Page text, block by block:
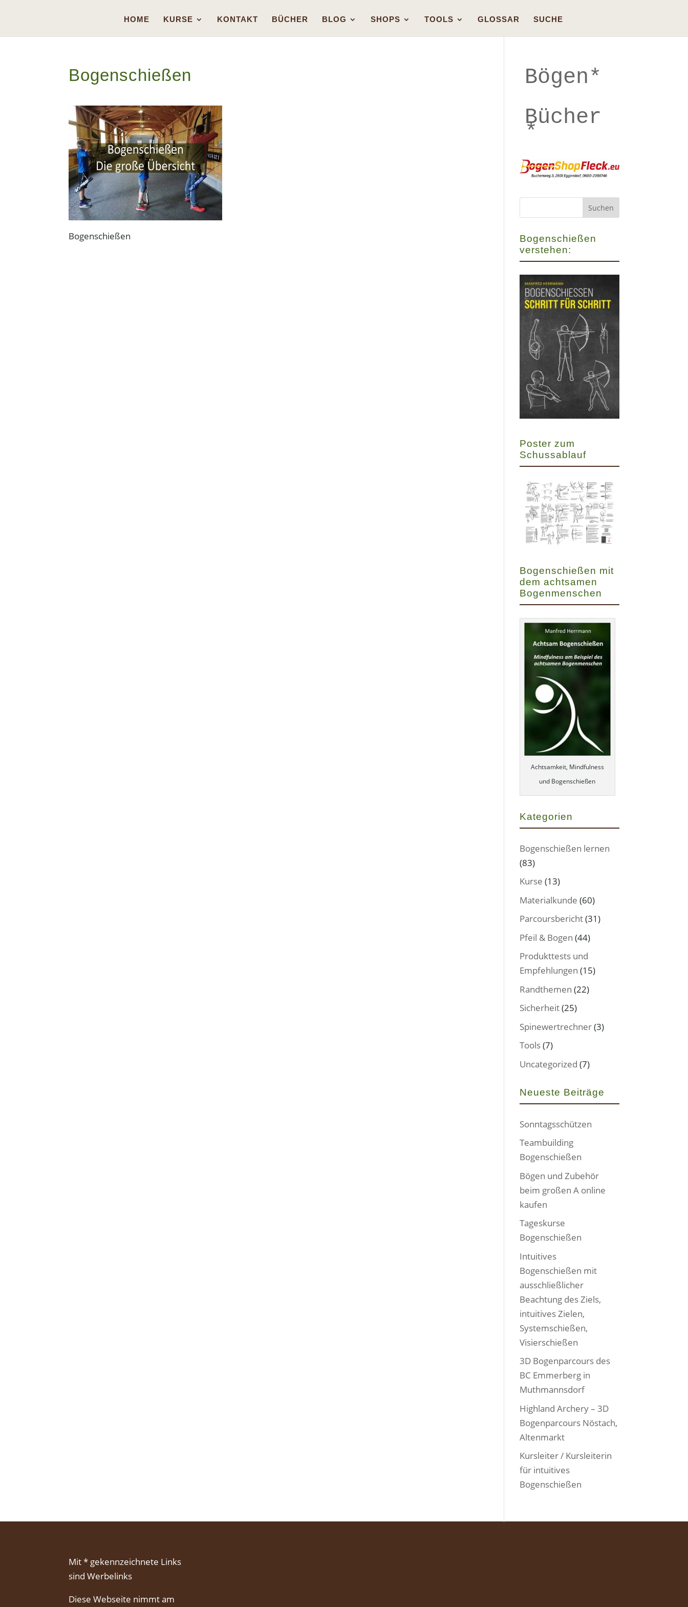
HOME KURSE KONTAKT BÜCHER BLOG SHOPS TOOLS GLOSSAR SUCHE
Bogenschießen
Bogenschießen
Bögen*
Bücher
*
Bogenschießen
verstehen:
Poster zum
Schussablauf
Bogenschießen mit
dem achtsamen
Bogenmenschen
Achtsamkeit, Mindfulness
und Bogenschießen
Kategorien
Bogenschießen lernen
(83)
Kurse (13)
Materialkunde (60)
Parcoursbericht(31)
Pfeil & Bogen (44)
Produkttests und
Empfehlungen (15)
Randthemen (22)
Sicherheit(25)
Spinewertrechner(3)
Tools(7)
Uncategorized (7)
Neueste Beiträge
Sonntagsschützen
Teambuilding
Bogenschießen
Bögen und Zubehör
beim großen A online
kaufen
Tageskurse
Bogenschießen
Intuitives
Bogenschießen mit
ausschließlicher
Beachtung des Ziels,
intuitives Zielen,
Systemschießen,
Visierschießen
3D Bogenparcours des
BC Emmerberg in
Muthmannsdorf
Highland Archery – 3D
Bogenparcours Nöstach,
Altenmarkt
Kursleiter / Kursleiterin
für intuitives
Bogenschießen
Mit * gekennzeichnete Links
sind Werbelinks
Diese Webseite nimmt am